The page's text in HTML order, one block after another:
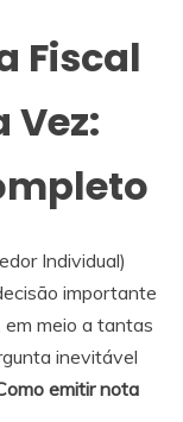
Fiscal
Vez:
Individual)
importante
em meio a tantas
inevitável
emitir nota